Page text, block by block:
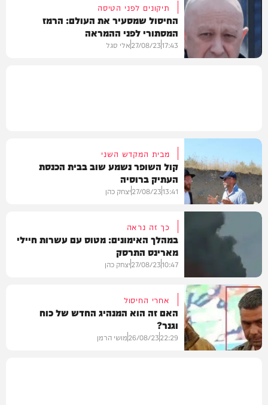
בעולם
תיקונים לפני הטיסה
החיסול שמסעיר את העולם: הרמז
המסתורי לפני ההמראה
17:43
27/08/23אלי סגל
בעולם
מבית המקדש השני
קול השופר נשמע שוב בבית הכנסת
העתיק ברוסיה
13:41
27/08/23יצחק כהן
וידאו
כך זה נראה
במהלך האימונים: מטוס עם עשרות חיילי
מארינס התרסק
10:47
27/08/23יצחק כהן
אחרי החיסול
האם זה הוא המנהיג החדש של כוח
וגנר?
22:29
26/08/23מושי הרמן